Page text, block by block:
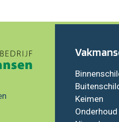
Keimen
Onderhoud